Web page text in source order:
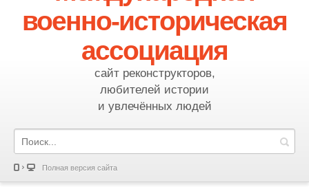
военно-историческая
ассоциация
сайт реконструкторов,
любителей истории
и увлечённых людей
Полная версия сайта